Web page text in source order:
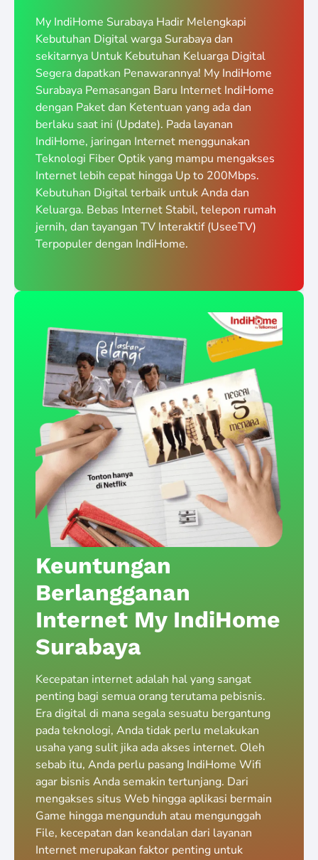
My IndiHome Surabaya Hadir Melengkapi
Kebutuhan Digital warga Surabaya dan
sekitarnya Untuk Kebutuhan Keluarga Digital
Segera dapatkan Penawarannya! My IndiHome
Surabaya Pemasangan Baru Internet IndiHome
dengan Paket dan Ketentuan yang ada dan
berlaku saat ini (Update). Pada layanan
IndiHome, jaringan Internet menggunakan
Teknologi Fiber Optik yang mampu mengakses
Internet lebih cepat hingga Up to 200Mbps.
Kebutuhan Digital terbaik untuk Anda dan
Keluarga. Bebas Internet Stabil, telepon rumah
jernih, dan tayangan TV Interaktif (UseeTV)
Terpopuler dengan IndiHome.
Keuntungan
Berlangganan
Internet My IndiHome
Surabaya
Kecepatan internet adalah hal yang sangat
penting bagi semua orang terutama pebisnis.
Era digital di mana segala sesuatu bergantung
pada teknologi, Anda tidak perlu melakukan
usaha yang sulit jika ada akses internet. Oleh
sebab itu, Anda perlu pasang IndiHome Wifi
agar bisnis Anda semakin tertunjang. Dari
mengakses situs Web hingga aplikasi bermain
Game hingga mengunduh atau mengunggah
File, kecepatan dan keandalan dari layanan
Internet merupakan faktor penting untuk